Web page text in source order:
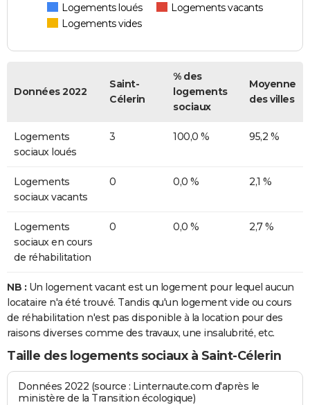
Logements loués
Logements vacants
Logements vides
Données 2022
Saint-
Célerin
% des
logements
sociaux
Moyenne
des villes
Logements
sociaux loués
3 100,0 % 95,2 %
Logements
sociaux vacants
0 0,0 % 2,1 %
Logements
sociaux en cours
de réhabilitation
0 0,0 % 2,7 %
NB : Un logement vacant est un logement pour lequel aucun
locataire n'a été trouvé. Tandis qu'un logement vide ou cours
de réhabilitation n'est pas disponible à la location pour des
raisons diverses comme des travaux, une insalubrité, etc.
Taille des logements sociaux à Saint-Célerin
Données 2022 (source : Linternaute.com d'après le
ministère de la Transition écologique)